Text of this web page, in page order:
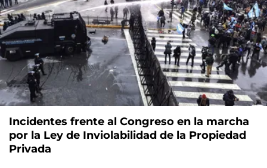
Incidentes frente al Congreso en la marcha
por la Ley de Inviolabilidad de la Propiedad
Privada